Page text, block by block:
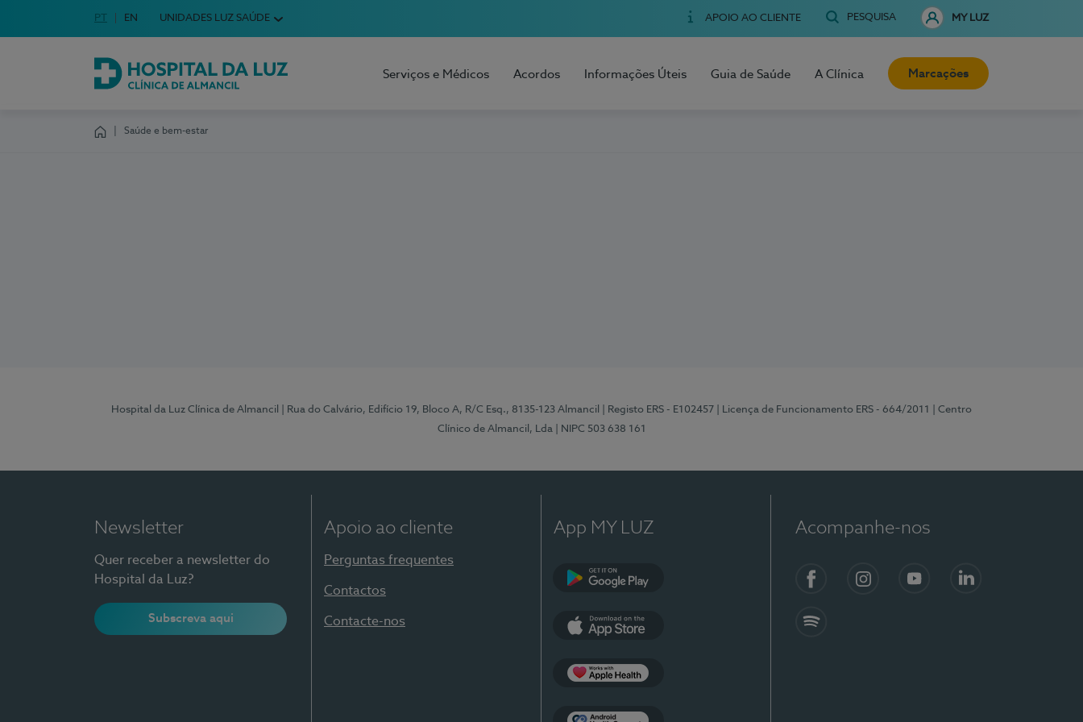
Escolha o seu idioma
Idioma em Português
PT English Language
EN UNIDADES LUZ SAÚDE APOIO AO CLIENTE PESQUISA MY LUZ
Hospital da Luz Clínica de Almancil
Serviços e Médicos Acordos Informações Úteis Guia de Saúde A Clínica Marcações
Saúde e bem-estar
Hospital da Luz Clínica de Almancil | Rua do Calvário, Edifício 19, Bloco A, R/C Esq., 8135-123 Almancil | Registo ERS - E102457 | Licença de Funcionamento ERS - 664/2011
| Centro
Clínico de Almancil, Lda
| NIPC 503 638 161
Newsletter
Quer receber a newsletter do
Hospital da Luz?
Subscreva aqui
Apoio ao cliente
Perguntas frequentes
Contactos
Contacte-nos
App MY LUZ Acompanhe-nos